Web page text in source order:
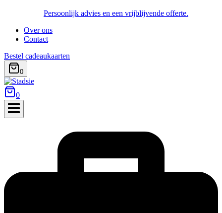
Persoonlijk advies en een vrijblijvende offerte.
Over ons
Contact
Bestel cadeaukaarten
0
0